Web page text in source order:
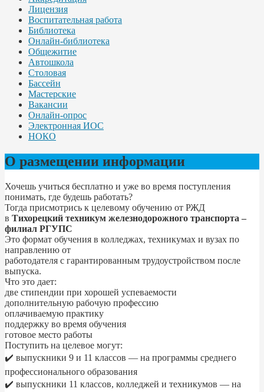
Лицензия
Воспитательная работа
Библиотека
Онлайн-библиотека
Общежитие
Автошкола
Столовая
Бассейн
Мастерские
Вакансии
Онлайн-опрос
Электронная ИОС
НОКО
О размещении информации
Хочешь учиться бесплатно и уже во время поступления
понимать, где будешь работать?
Тогда присмотрись к целевому обучению от РЖД
в Тихорецкий техникум железнодорожного транспорта –
филиал РГУПС
Это формат обучения в колледжах, техникумах и вузах по
направлению от
работодателя с гарантированным трудоустройством после
выпуска.
Что это дает:
две стипендии при хорошей успеваемости
дополнительную рабочую профессию
оплачиваемую практику
поддержку во время обучения
готовое место работы
Поступить на целевое могут:
✔️ выпускники 9 и 11 классов — на программы среднего
профессионального образования
✔️ выпускники 11 классов, колледжей и техникумов — на